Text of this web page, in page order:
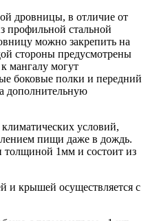
дровницы, в отличие от
профильной стальной
можно закрепить на
стороны предусмотрены
мангалу могут
боковые полки и передний
дополнительную
условий,
пищи даже в дождь.
толщиной 1мм и состоит из
и крышей осуществляется с